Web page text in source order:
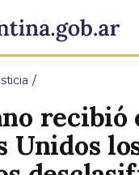
principal
recibió
Unidos